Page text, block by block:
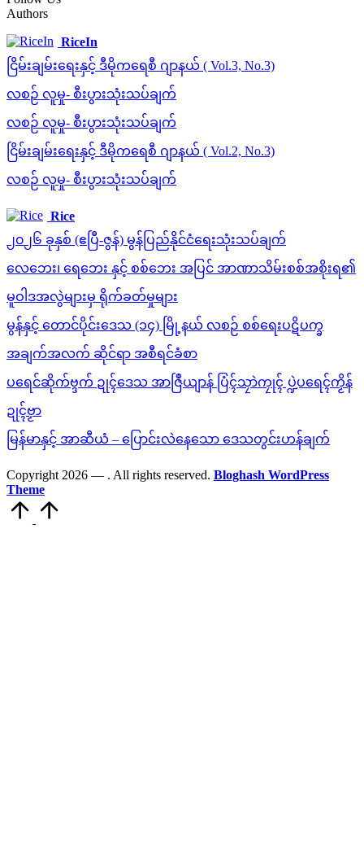
Authors
RiceIn
ငြိမ်းချမ်းရေးနှင့် ဒီမိုကရေစီ ဂျာနယ် ( Vol.3, No.3)
လစဉ် လူမှု- စီးပွားသုံးသပ်ချက်
လစဉ် လူမှု- စီးပွားသုံးသပ်ချက်
ငြိမ်းချမ်းရေးနှင့် ဒီမိုကရေစီ ဂျာနယ် ( Vol.2, No.3)
လစဉ် လူမှု- စီးပွားသုံးသပ်ချက်
Rice
၂၀၂၆ ခုနှစ် (ဧပြီ-ဇွန်) မွန်ပြည်နိုင်ငံရေးသုံးသပ်ချက်
လေဘေး၊ ရေဘေး နှင့် စစ်ဘေး အပြင် အာဏာသိမ်းစစ်အစိုးရ၏
မူဝါဒအလွဲများမှ ရိုက်ခတ်မှုများ
မွန်နှင့် တောင်ပိုင်းဒေသ (၁၄) မြို့နယ် လစဉ် စစ်ရေးပဋိပက္ခ
အချက်အလက် ဆိုင်ရာ အစီရင်ခံစာ
ပရေင်ဆိုက်ဗ္ဒက် ဍုၚ်ဒေသ အာဇြဳယျာန် ပြံၚ်သၠာဲကၠုၚ် ပ္ဍဲပရေၚ်ကၟိန်
ဍုၚ်ဗၟာ
မြန်မာနှင့် အာဆီယံ – ပြောင်းလဲနေသော ဒေသတွင်းဟန်ချက်
Copyright 2026 — . All rights reserved. Bloghash WordPress
Theme